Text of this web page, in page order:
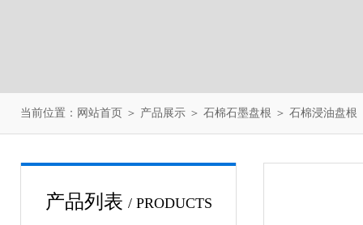
当前位置： 网站首页 ＞ 产品展示 ＞ 石棉石墨盘根 ＞ 石棉浸油盘根
产品列表 / PRODUCTS